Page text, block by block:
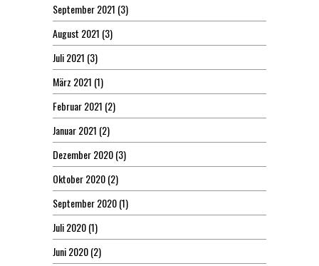
September 2021 (3)
August 2021 (3)
Juli 2021 (3)
März 2021 (1)
Februar 2021 (2)
Januar 2021 (2)
Dezember 2020(3)
Oktober 2020(2)
September 2020(1)
Juli 2020(1)
Juni 2020(2)